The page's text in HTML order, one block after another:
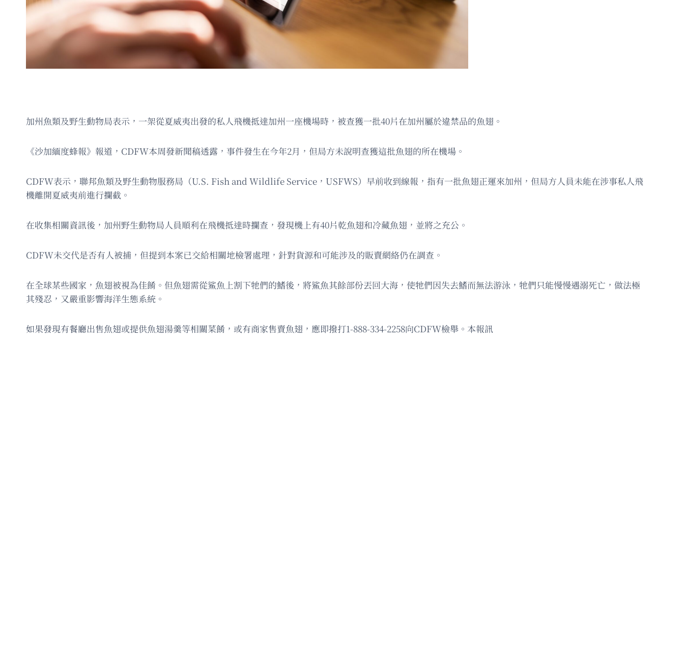
加州魚類及野生動物局表示，一架從夏威夷出發的私人飛機抵達加州一座機場時，被查獲一批40片在加州屬於違禁品的魚翅。
《沙加緬度蜂報》報道，CDFW本周發新聞稿透露，事件發生在今年2月，但局方未說明查獲這批魚翅的所在機場。
CDFW表示，聯邦魚類及野生動物服務局（U.S. Fish and Wildlife Service，USFWS）早前收到線報，指有一批魚翅正運來加州，但局方人員未能在涉事私人飛
機離開夏威夷前進行攔截。
在收集相關資訊後，加州野生動物局人員順利在飛機抵達時攔查，發現機上有40片乾魚翅和冷藏魚翅，並將之充公。
CDFW未交代是否有人被捕，但提到本案已交給相關地檢署處理，針對貨源和可能涉及的販賣網絡仍在調查。
在全球某些國家，魚翅被視為佳餚。但魚翅需從鯊魚上割下牠們的鰭後，將鯊魚其餘部份丟回大海，使牠們因失去鰭而無法游泳，牠們只能慢慢遇溺死亡，做法極
其殘忍，又嚴重影響海洋生態系統。
如果發現有餐廳出售魚翅或提供魚翅湯羹等相關菜餚，或有商家售賣魚翅，應即撥打1-888-334-2258向CDFW檢舉。本報訊